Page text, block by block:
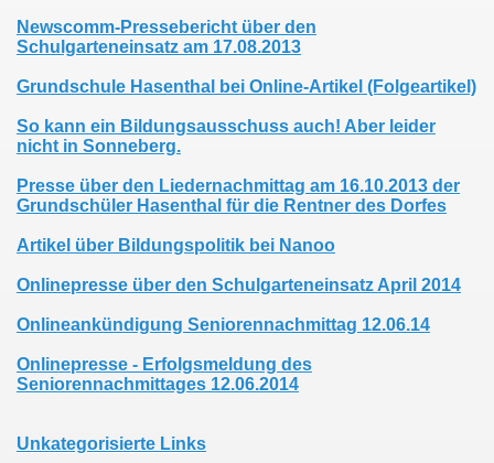
Newscomm-Pressebericht über den
Schulgarteneinsatz am 17.08.2013
Grundschule Hasenthal bei Online-Artikel (Folgeartikel)
So kann ein Bildungsausschuss auch! Aber leider
nicht in Sonneberg.
Presse über den Liedernachmittag am 16.10.2013 der
Grundschüler Hasenthal für die Rentner des Dorfes
Artikel über Bildungspolitik bei Nanoo
Onlinepresse über den Schulgarteneinsatz April 2014
Onlineankündigung Seniorennachmittag 12.06.14
Onlinepresse - Erfolgsmeldung des
Seniorennachmittages 12.06.2014
Unkategorisierte Links